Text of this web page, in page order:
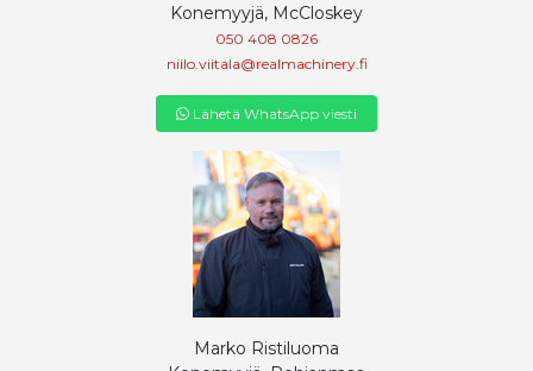
Konemyyjä, McCloskey
050 408 0826
niilo.viitala@realmachinery.fi
Lähetä WhatsApp viesti
Marko Ristiluoma